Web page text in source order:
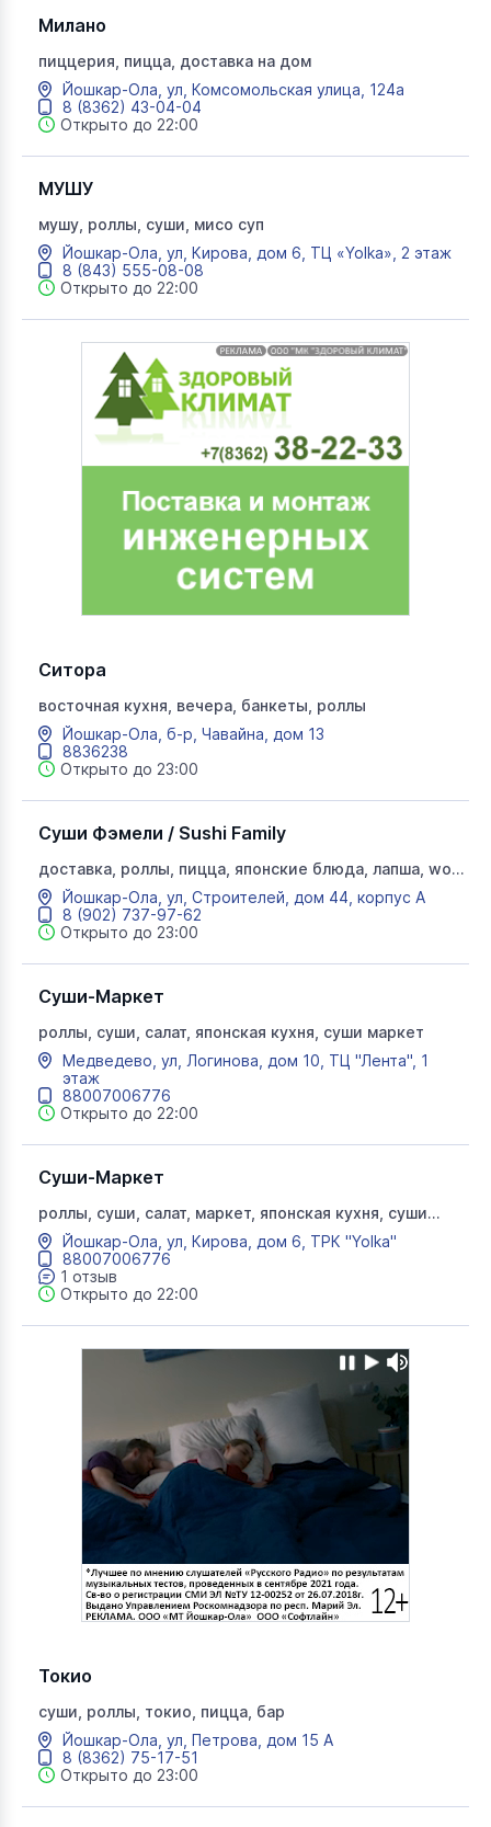
Милано
пиццерия, пицца, доставка на дом
Йошкар-Ола, ул, Комсомольская улица, 124а
8 (8362) 43-04-04
Открыто до 22:00
МУШУ
мушу, роллы, суши, мисо суп
Йошкар-Ола, ул, Кирова, дом 6, ТЦ «Yolka», 2 этаж
8 (843) 555-08-08
Открыто до 22:00
Ситора
восточная кухня, вечера, банкеты, роллы
Йошкар-Ола, б-р, Чавайна, дом 13
8836238
Открыто до 23:00
Суши Фэмели / Sushi Family
доставка, роллы, пицца, японские блюда, лапша, wok,
вок, суши
Йошкар-Ола, ул, Строителей, дом 44, корпус А
8 (902) 737-97-62
Открыто до 23:00
Суши-Маркет
роллы, суши, салат, японская кухня, суши маркет
Медведево, ул, Логинова, дом 10, ТЦ "Лента", 1
этаж
88007006776
Открыто до 22:00
Суши-Маркет
роллы, суши, салат, маркет, японская кухня, суши
маркет
Йошкар-Ола, ул, Кирова, дом 6, ТРК "Yolka"
88007006776
1 отзыв
Открыто до 22:00
Токио
суши, роллы, токио, пицца, бар
Йошкар-Ола, ул, Петрова, дом 15 А
8 (8362) 75-17-51
Открыто до 23:00